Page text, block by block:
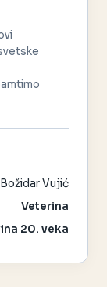
Božidar Vujić
Veterina
20. veka